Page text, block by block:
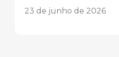
23 de junho de 2026